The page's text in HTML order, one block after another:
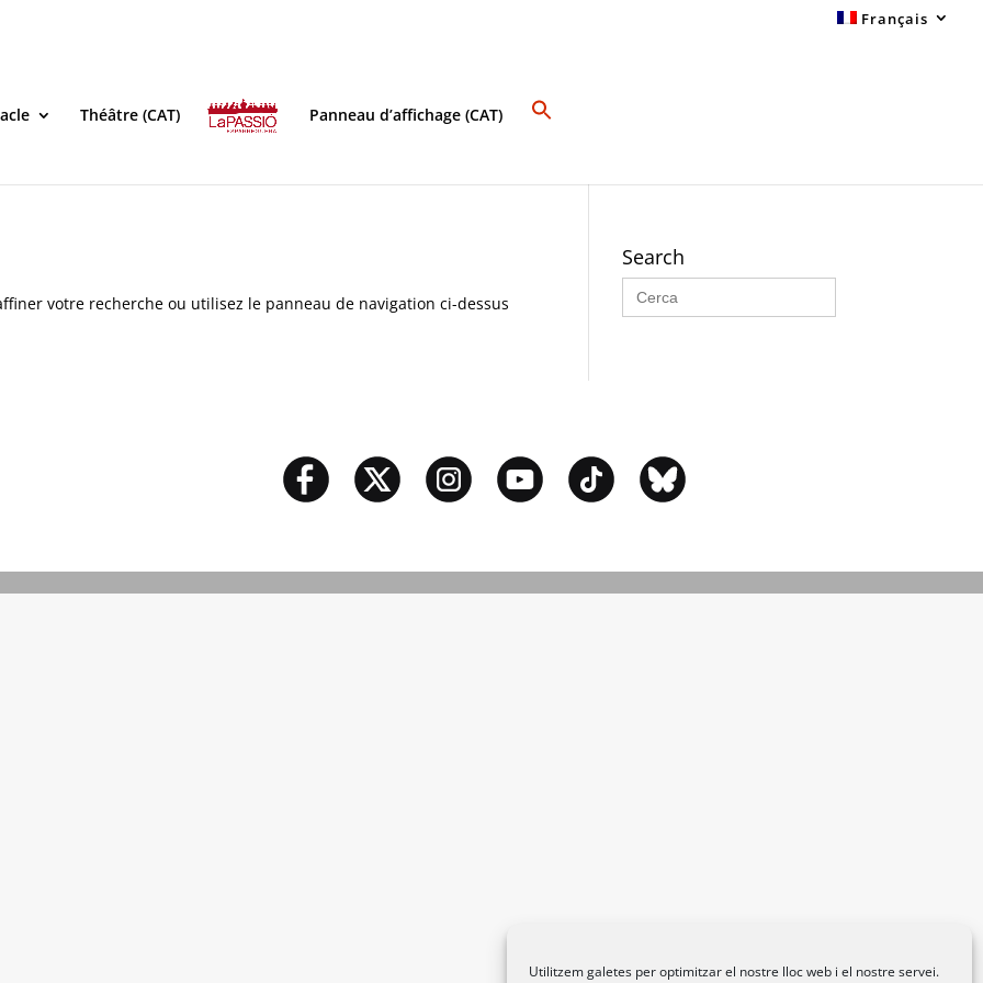
Utilitzem galetes per optimitzar el nostre lloc web i el nostre servei.
Français
Théâtre (CAT) Panneau d’affichage (CAT)
votre recherche ou utilisez le panneau de navigation ci-dessus
Search
Search
for: